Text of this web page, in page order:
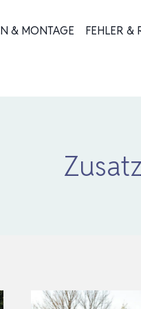
& MONTAGE FEHLER &